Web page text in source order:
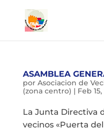
ASAMBLEA
por Asociacion de
(zona centro) | Feb
La Junta Directiva
vecinos «Puerta